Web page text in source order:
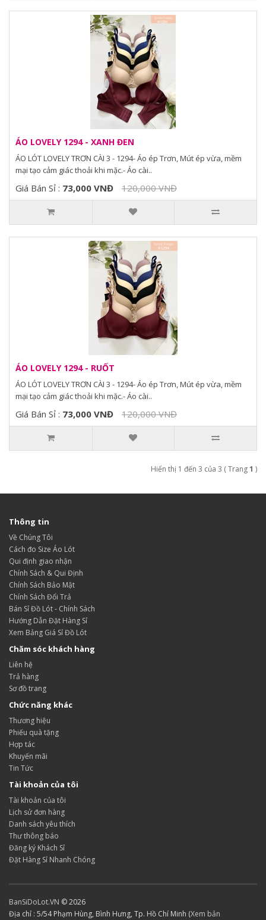
ÁO LOVELY 1294 - XANH ĐEN
ÁO LÓT LOVELY TRƠN CÀI 3 - 1294- Áo ép Trơn, Mút ép vừa, mềm
mại tạo cảm giác thoải khi mặc.- Áo cài..
Giá Bán Sỉ : 73,000 VNĐ 120,000 VNĐ
ÁO LOVELY 1294 - RUỐT
ÁO LÓT LOVELY TRƠN CÀI 3 - 1294- Áo ép Trơn, Mút ép vừa, mềm
mại tạo cảm giác thoải khi mặc.- Áo cài..
Giá Bán Sỉ : 73,000 VNĐ 120,000 VNĐ
Hiển thị 1 đến 3 của 3 ( Trang1 )
Thông tin
Về Chúng Tôi
Cách đo Size Áo Lót
Qui định giao nhận
Chính Sách & Qui Định
Chính Sách Bảo Mật
Chính Sách Đổi Trả
Bán Sỉ Đồ Lót - Chính Sách
Hướng Dẫn Đặt Hàng Sỉ
Xem Bảng Giá Sỉ Đồ Lót
Chăm sóc khách hàng
Liên hệ
Trả hàng
Sơ đồ trang
Chức năng khác
Thương hiệu
Phiếu quà tặng
Hợp tác
Khuyến mãi
Tin Tức
Tài khoản của tôi
Tài khoản của tôi
Lịch sử đơn hàng
Danh sách yêu thích
Thư thông báo
Đăng ký Khách Sỉ
Đặt Hàng Sỉ Nhanh Chóng
BanSiDoLot.VN © 2026
Địa chỉ : 5/54 Phạm Hùng, Bình Hưng, Tp. Hồ Chí Minh (Xem bản